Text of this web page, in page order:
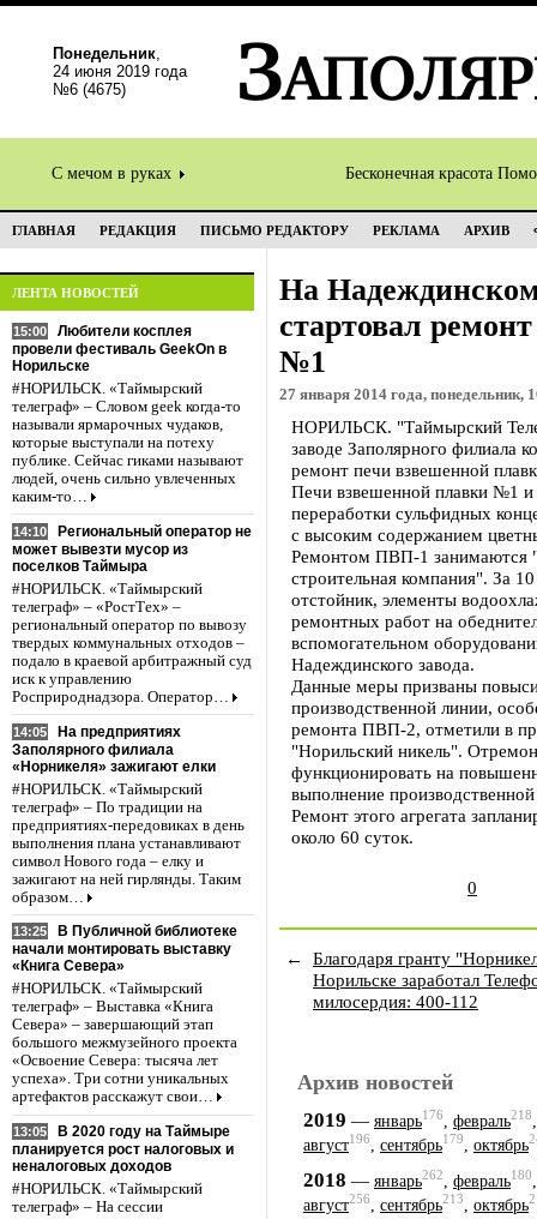
Понедельник,
24 июня 2019 года
№6 (4675)
С мечом в руках Бесконечная красота
ГЛАВНАЯ РЕДАКЦИЯ ПИСЬМО РЕДАКТОРУ РЕКЛАМА АРХИВ
ЛЕНТА НОВОСТЕЙ
15:00
Любители косплея
провели фестиваль GeekOn в
Норильске
#НОРИЛЬСК. «Таймырский
телеграф» – Словом geek когда-то
называли ярмарочных чудаков,
которые выступали на потеху
публике. Сейчас гиками называют
людей, очень сильно увлеченных
каким-то…
14:10
Региональный оператор не
может вывезти мусор из
поселков Таймыра
#НОРИЛЬСК. «Таймырский
телеграф» – «РостТех» –
региональный оператор по вывозу
твердых коммунальных отходов –
подало в краевой арбитражный суд
иск к управлению
Росприроднадзора. Оператор…
14:05
На предприятиях
Заполярного филиала
«Норникеля» зажигают елки
#НОРИЛЬСК. «Таймырский
телеграф» – По традиции на
предприятиях-передовиках в день
выполнения плана устанавливают
символ Нового года – елку и
зажигают на ней гирлянды. Таким
образом…
13:25
В Публичной библиотеке
начали монтировать выставку
«Книга Севера»
#НОРИЛЬСК. «Таймырский
телеграф» – Выставка «Книга
Севера» – завершающий этап
большого межмузейного проекта
«Освоение Севера: тысяча лет
успеха». Три сотни уникальных
артефактов расскажут свои…
13:05
В 2020 году на Таймыре
планируется рост налоговых и
неналоговых доходов
#НОРИЛЬСК. «Таймырский
телеграф» – На сессии
На
стартовал
№1
27 января 2014 года, понедельник,
НОРИЛЬСК. "Таймырский
заводе Заполярного филиала
ремонт печи взвешенной
Печи взвешенной плавки №1
переработки сульфидных
с высоким содержанием
Ремонтом ПВП-1 занимаются
строительная компания". За
отстойник, элементы
ремонтных работ на
вспомогательном
Надеждинского завода.
Данные меры призваны
производственной линии,
ремонта ПВП-2, отметили в
"Норильский никель".
функционировать на
выполнение
Ремонт этого агрегата
около 60 суток.
0
←
Благодаря гранту
Норильске заработал
милосердия: 400-112
Архив новостей
2019 — январь176 февраль218
август196, сентябрь179, октябрь
2018 — январь262 февраль180
август256, сентябрь213, октябрь